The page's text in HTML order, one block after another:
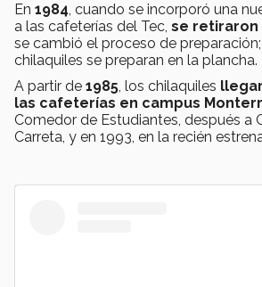
En 1984, cuando se incorporó una
a las cafeterías del Tec, se retiraron
se cambió el proceso de
chilaquiles se preparan en la plancha.
A partir de 1985, los chilaquiles
las cafeterías en campus
Comedor de Estudiantes, después a
Carreta, y en 1993, en la recién